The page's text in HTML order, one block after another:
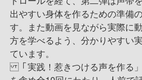
出やすい身体を作るための準備
す。また動画を見ながら実際に
方を学べるよう、分かりやすい
ています。
「実践！惹きつける声を作る